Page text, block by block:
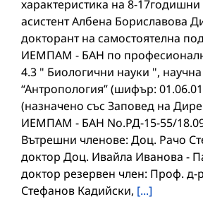
характеристика на 8-17годишни
асистент Албена Бориславова
докторант на самостоятелна
ИЕМПАМ - БАН по
4.3 " Биологични науки ",
“Антропология” (шифър:
(назначено със Заповед на
ИЕМПАМ - БАН No.РД-15-55/
Вътрешни членове: Доц. Рачо
доктор Доц. Ивайла Иванова -
доктор резервен член: Проф.
Стефанов Кадийски, [...]